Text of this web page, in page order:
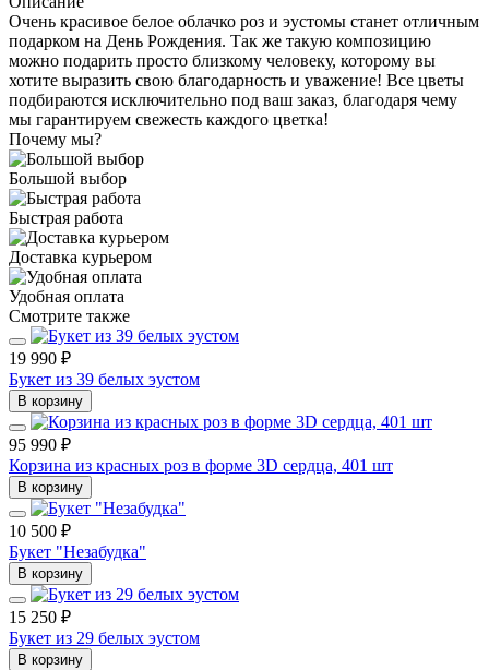
Очень красивое белое облачко роз и эустомы станет отличным
подарком на День Рождения. Так же такую композицию
можно подарить просто близкому человеку, которому вы
хотите выразить свою благодарность и уважение! Все цветы
подбираются исключительно под ваш заказ, благодаря чему
мы гарантируем свежесть каждого цветка!
Почему мы?
Большой выбор
Быстрая работа
Доставка курьером
Удобная оплата
Смотрите также
19 990 ₽
Букет из 39 белых эустом
В корзину
95 990 ₽
Корзина из красных роз в форме 3D сердца, 401 шт
В корзину
10 500 ₽
Букет "Незабудка"
В корзину
15 250 ₽
Букет из 29 белых эустом
В корзину